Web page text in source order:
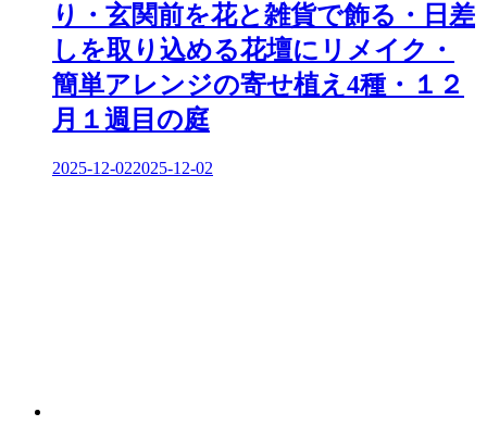
り・玄関前を花と雑貨で飾る・日差
しを取り込める花壇にリメイク・
簡単アレンジの寄せ植え4種・１２
月１週目の庭
2025-12-022025-12-02